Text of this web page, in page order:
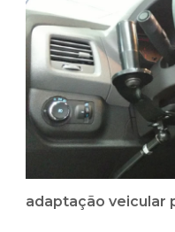
adaptação veicular